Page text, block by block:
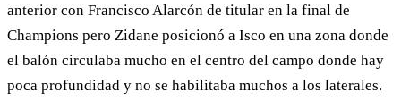
anterior con Francisco Alarcón de titular en la final de
Champions pero Zidane posicionó a Isco en una zona donde
el balón circulaba mucho en el centro del campo donde hay
poca profundidad y no se habilitaba muchos a los laterales.